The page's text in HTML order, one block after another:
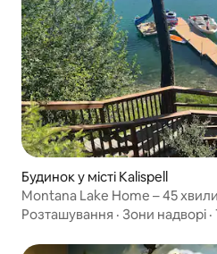
Будинок у місті Kalispell
Montana Lake Home – 45
парку Глейшер (GNP)
Розташування · Зони надворі ·